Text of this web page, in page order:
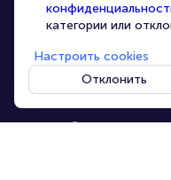
Главная
© 2020 - 2026
категории или
Настроить cookies
Отклонить